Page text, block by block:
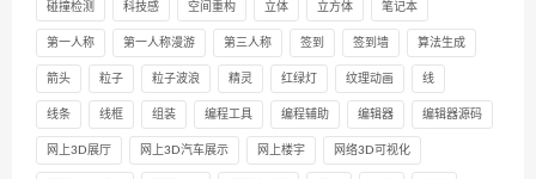
碰撞检测 科技感 空间重构 立体 立方体 笔记本
第一人称 第一人称漫游 第三人称 签到 签到墙 算法生成
箭头 粒子 粒子波浪 精灵 红绿灯 纹理动画 线
线条 线框 组装 编程工具 编程辅助 编辑器 编辑器源码
网上3D展厅 网上3D汽车展示 网上楼宇 网络3D可视化